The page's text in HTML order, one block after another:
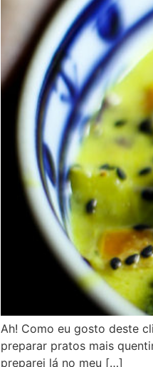
Ah! Como eu gosto deste
preparar pratos mais
preparei lá no meu […]